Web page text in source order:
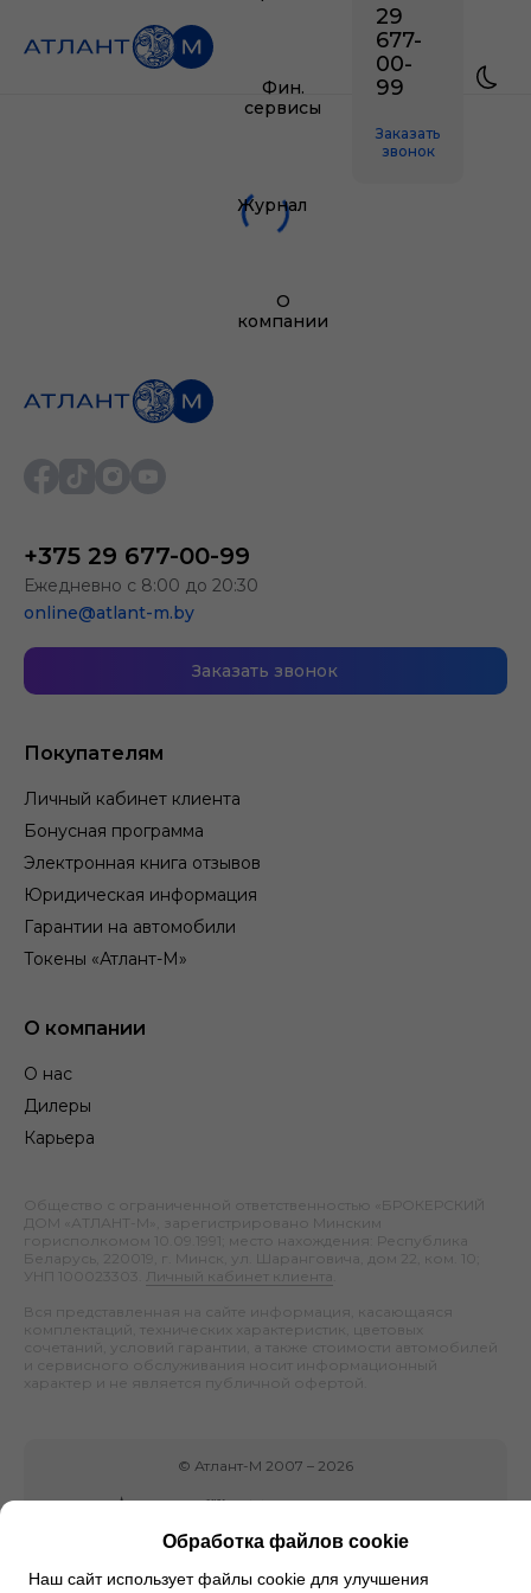
Фин.
сервисы
Журнал
О
компании
29
677-
00-
99
Заказать
звонок
Покупателям
Личный кабинет клиента
Бонусная программа
Электронная книга отзывов
Юридическая информация
Гарантии на автомобили
Токены «Атлант-М»
О компании
О нас
Дилеры
Карьера
+375 29 677-00-99
Ежедневно с 8:00 до 20:30
online@atlant-m.by
Заказать звонок
Общество с ограниченной ответственностью «БРОКЕРСКИЙ
ДОМ «АТЛАНТ-М», зарегистрировано Минским
горисполкомом 10.09.1991; место нахождения: Республика
Беларусь, 220019, г. Минск, ул. Шаранговича, дом 22, ком. 10;
УНП 100023303.
Личный кабинет клиента
Вся представленная на сайте информация, касающаяся
комплектаций, технических характеристик, цветовых
сочетаний, условий гарантии, а также стоимости автомобилей
и сервисного обслуживания носит информационный
характер и не является публичной офертой.
© Атлант-М 2007 – 2026
Обработка файлов cookie
Наш сайт использует файлы cookie для улучшения